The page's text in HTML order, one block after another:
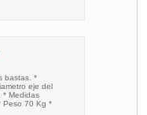
bastas. *
eje del
* Medidas
Peso 70 Kg *